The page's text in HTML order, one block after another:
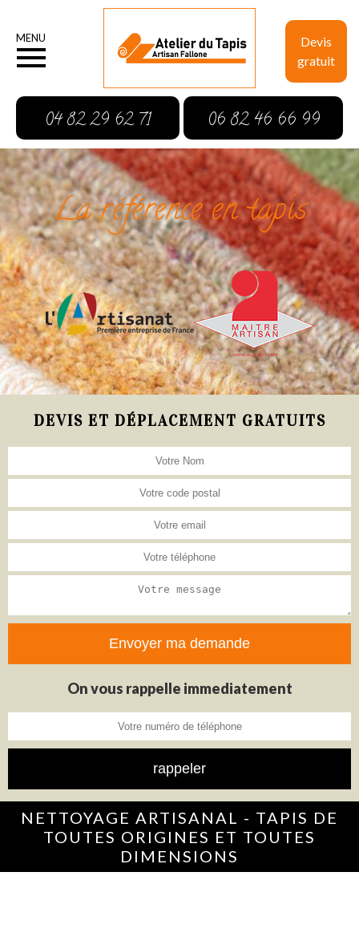
Devis
gratuit
MENU
04 82 29 62 71 06 82 46 66 99
La référence en tapis
DEVIS ET DÉPLACEMENT GRATUITS
On vous rappelle immediatement
NETTOYAGE ARTISANAL - TAPIS DE
TOUTES ORIGINES ET TOUTES
DIMENSIONS